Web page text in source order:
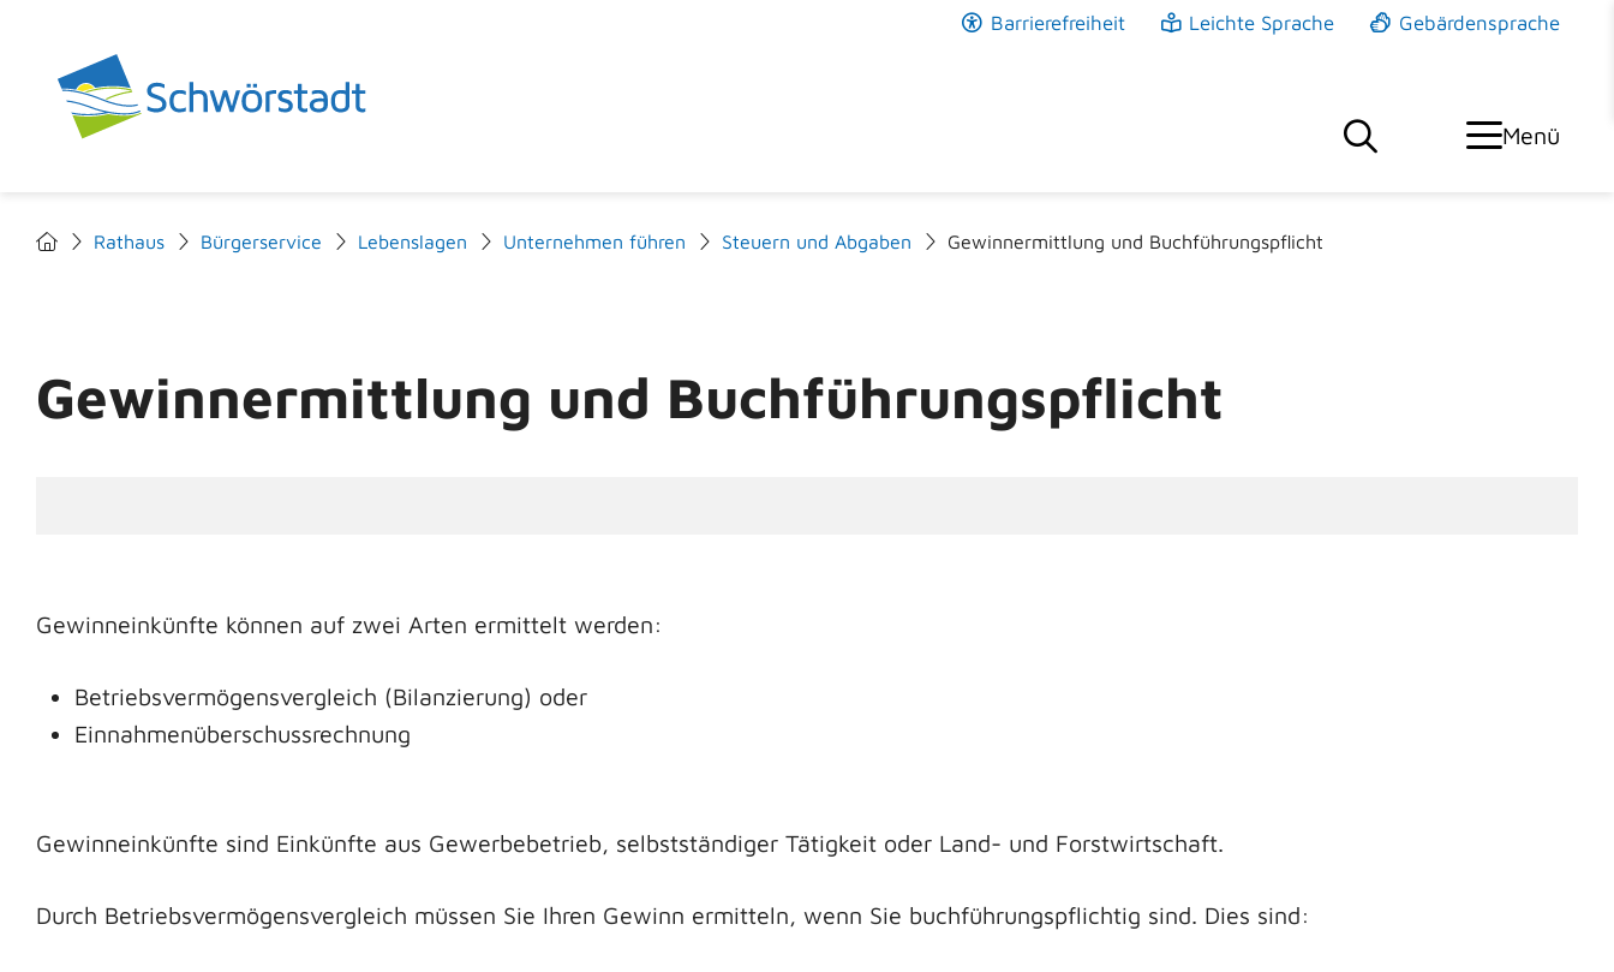
Barrierefreiheit Leichte Sprache Gebärdensprache
Menü
Rathaus Bürgerservice Lebenslagen Unternehmen führen Steuern und Abgaben Gewinnermittlung und Buchführungspflicht
Gewinnermittlung und Buchführungspflicht
Gewinneinkünfte können auf zwei Arten ermittelt werden:
Betriebsvermögensvergleich (Bilanzierung) oder
Einnahmenüberschussrechnung
Gewinneinkünfte sind Einkünfte aus Gewerbebetrieb, selbstständiger Tätigkeit oder Land- und Forstwirtschaft.
Durch Betriebsvermögensvergleich müssen Sie Ihren Gewinn ermitteln, wenn Sie buchführungspflichtig sind. Dies sind: